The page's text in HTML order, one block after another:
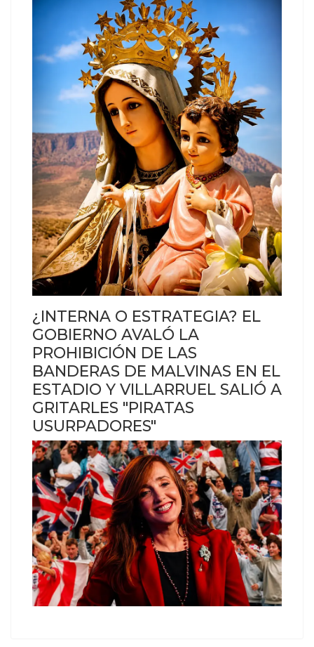
¿INTERNA O ESTRATEGIA? EL
GOBIERNO AVALÓ LA
PROHIBICIÓN DE LAS
BANDERAS DE MALVINAS EN EL
ESTADIO Y VILLARRUEL SALIÓ A
GRITARLES "PIRATAS
USURPADORES"